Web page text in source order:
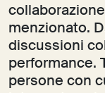
menzionato.
discussioni
performance.
persone con